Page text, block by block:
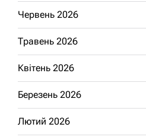
Червень 2026
Травень 2026
Квітень 2026
Березень 2026
Лютий 2026